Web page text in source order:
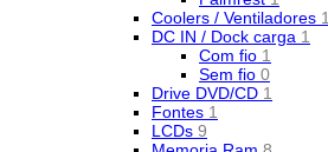
Coolers / Ventiladores 1
DC IN / Dock carga 1
Com fio 1
Sem fio 0
Drive DVD/CD 1
Fontes 1
LCDs 9